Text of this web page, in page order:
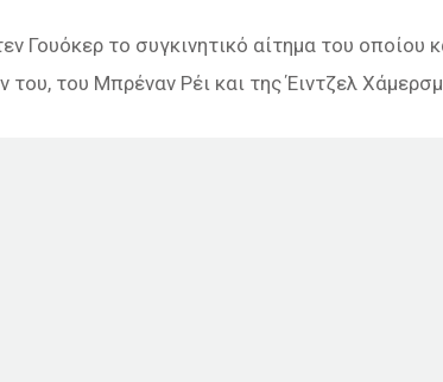
Γουόκερ το συγκινητικό αίτημα του
του, του Μπρέναν Ρέι και της Έιντζελ